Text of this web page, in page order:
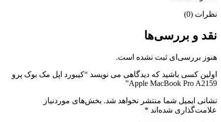
نظرات (0)
نقد و بررسی‌ها
هنوز بررسی‌ای ثبت نشده است.
اولین کسی باشید که دیدگاهی می نویسد “کیبورد اپل مک بوک پرو
Apple MacBook Pro A2159”
نشانی ایمیل شما منتشر نخواهد شد. بخش‌های موردنیاز
علامت‌گذاری شده‌اند *